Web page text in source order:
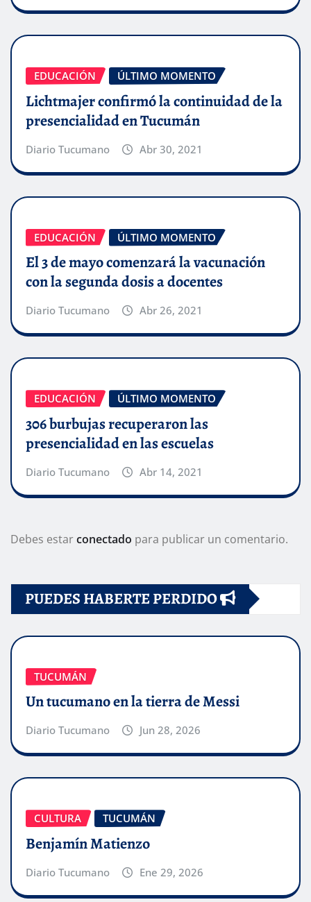
EDUCACIÓN ÚLTIMO MOMENTO
Lichtmajer confirmó la continuidad de la
presencialidad en Tucumán
Diario Tucumano Abr 30, 2021
EDUCACIÓN ÚLTIMO MOMENTO
El 3 de mayo comenzará la vacunación
con la segunda dosis a docentes
Diario Tucumano Abr 26, 2021
EDUCACIÓN ÚLTIMO MOMENTO
306 burbujas recuperaron las
presencialidad en las escuelas
Diario Tucumano Abr 14, 2021
Debes estarconectado para publicar un comentario.
PUEDES HABERTE PERDIDO
TUCUMÁN
Un tucumano en la tierra de Messi
Diario Tucumano Jun 28, 2026
CULTURA TUCUMÁN
Benjamín Matienzo
Diario Tucumano Ene 29, 2026